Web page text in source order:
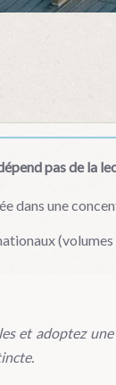
pas de la
dans une
et adoptez